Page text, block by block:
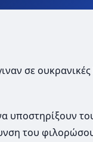
σε
υποστηρίξουν
του